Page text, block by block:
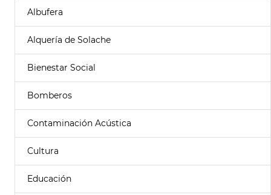
Albufera
Alquería de Solache
Bienestar Social
Bomberos
Contaminación Acústica
Cultura
Educación